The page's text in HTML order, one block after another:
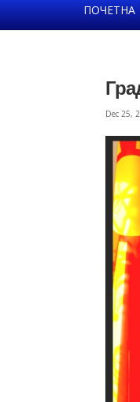
ПОЧЕТНА
Dec 25,